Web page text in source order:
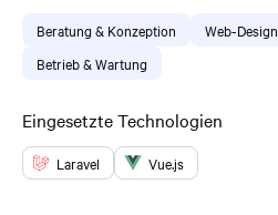
Beratung & Konzeption Web-Design
Betrieb & Wartung
Eingesetzte Technologien
Laravel Vue.js